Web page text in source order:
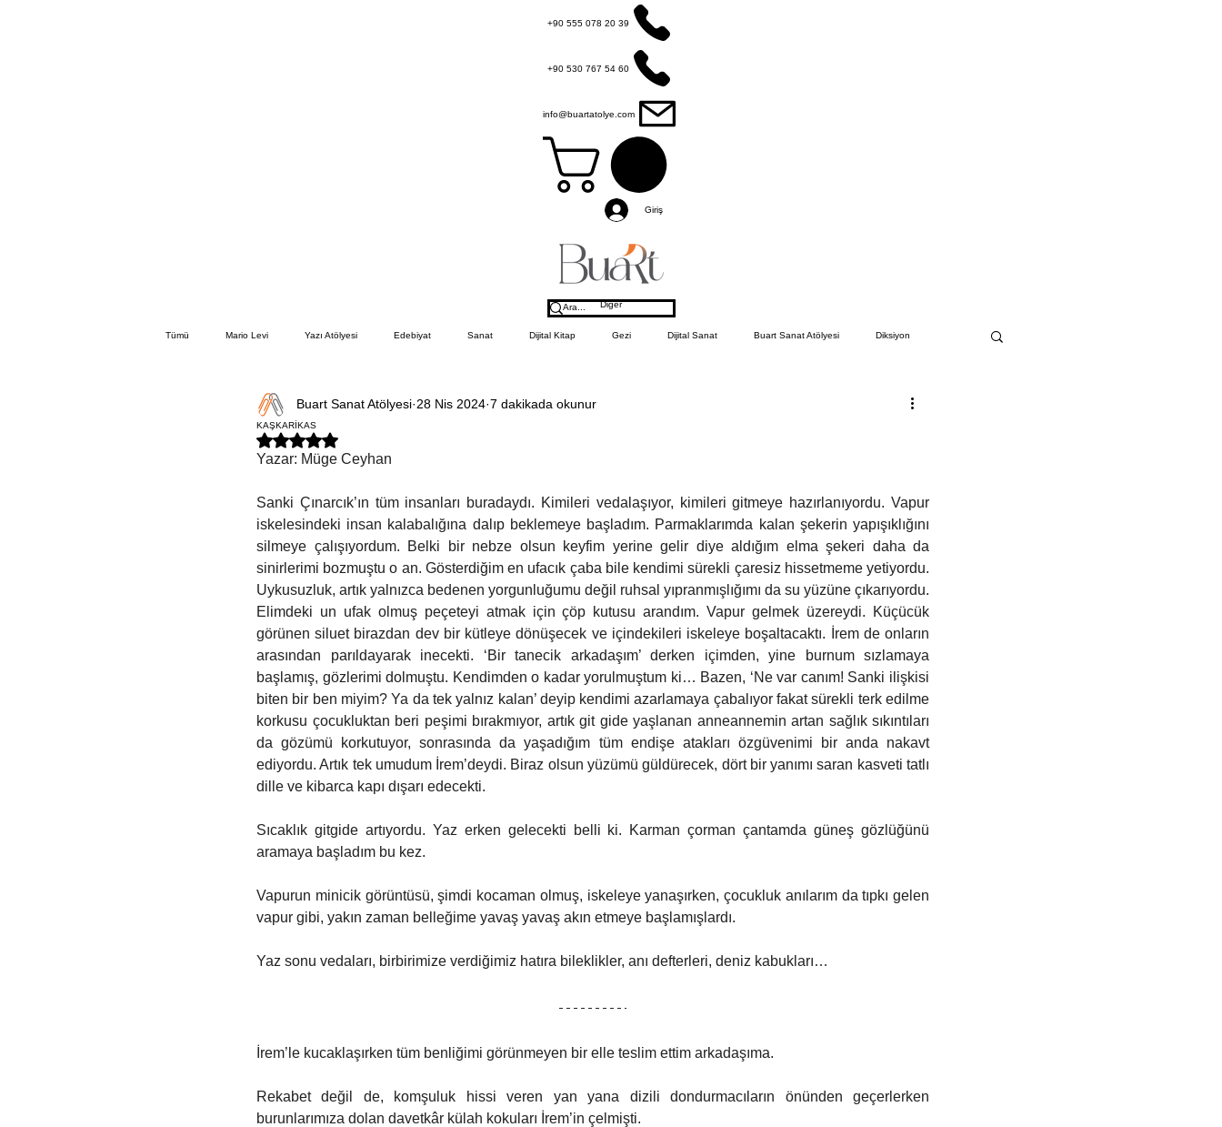
+90 555 078 20 39
+90 530 767 54 60
info@buartatolye.com
Giriş
Diğer
Tümü Mario Levi Yazı Atölyesi Edebiyat Sanat Dijital Kitap Gezi Dijital Sanat Buart Sanat Atölyesi Diksiyon
Kitap Kulübü İspanyolca Psikoloji Sinema Gastronomi
Teknoloji
KAŞKARİKAS
Buart Sanat Atölyesi 28 Nis 2024 7 dakikada okunur
5 üzerinden NaN yıldız
Yazar: Müge Ceyhan
Sanki Çınarcık’ın tüm insanları buradaydı. Kimileri vedalaşıyor, kimileri gitmeye hazırlanıyordu. Vapur
iskelesindeki insan kalabalığına dalıp beklemeye başladım. Parmaklarımda kalan şekerin yapışıklığını
silmeye çalışıyordum. Belki bir nebze olsun keyfim yerine gelir diye aldığım elma şekeri daha da
sinirlerimi bozmuştu o an. Gösterdiğim en ufacık çaba bile kendimi sürekli çaresiz hissetmeme yetiyordu.
Uykusuzluk, artık yalnızca bedenen yorgunluğumu değil ruhsal yıpranmışlığımı da su yüzüne çıkarıyordu.
Elimdeki un ufak olmuş peçeteyi atmak için çöp kutusu arandım. Vapur gelmek üzereydi. Küçücük
görünen siluet birazdan dev bir kütleye dönüşecek ve içindekileri iskeleye boşaltacaktı. İrem de onların
arasından parıldayarak inecekti. ‘Bir tanecik arkadaşım’ derken içimden, yine burnum sızlamaya
başlamış, gözlerimi dolmuştu. Kendimden o kadar yorulmuştum ki… Bazen, ‘Ne var canım! Sanki ilişkisi
biten bir ben miyim? Ya da tek yalnız kalan’ deyip kendimi azarlamaya çabalıyor fakat sürekli terk edilme
korkusu çocukluktan beri peşimi bırakmıyor, artık git gide yaşlanan anneannemin artan sağlık sıkıntıları
da gözümü korkutuyor, sonrasında da yaşadığım tüm endişe atakları özgüvenimi bir anda nakavt
ediyordu. Artık tek umudum İrem’deydi. Biraz olsun yüzümü güldürecek, dört bir yanımı saran kasveti tatlı
dille ve kibarca kapı dışarı edecekti.
Sıcaklık gitgide artıyordu. Yaz erken gelecekti belli ki. Karman çorman çantamda güneş gözlüğünü
aramaya başladım bu kez.
Vapurun minicik görüntüsü, şimdi kocaman olmuş, iskeleye yanaşırken, çocukluk anılarım da tıpkı gelen
vapur gibi, yakın zaman belleğime yavaş yavaş akın etmeye başlamışlardı.
Yaz sonu vedaları, birbirimize verdiğimiz hatıra bileklikler, anı defterleri, deniz kabukları…
İrem’le kucaklaşırken tüm benliğimi görünmeyen bir elle teslim ettim arkadaşıma.
Rekabet değil de, komşuluk hissi veren yan yana dizili dondurmacıların önünden geçerlerken
burunlarımıza dolan davetkâr külah kokuları İrem’in çelmişti.